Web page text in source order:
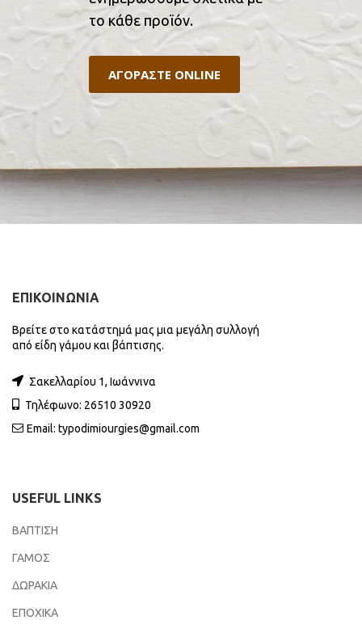
το κάθε προϊόν.
ΑΓΟΡΑΣΤΕ ONLINE
ΕΠΙΚΟΙΝΩΝΙΑ
Βρείτε στο κατάστημά μας μια μεγάλη συλλογή
από είδη γάμου και βάπτισης.
Σακελλαρίου 1, Ιωάννινα
Τηλέφωνο: 26510 30920
Email: typodimiourgies@gmail.com
USEFUL LINKS
ΒΑΠΤΙΣΗ
ΓΑΜΟΣ
ΔΩΡΑΚΙΑ
ΕΠΟΧΙΚΑ